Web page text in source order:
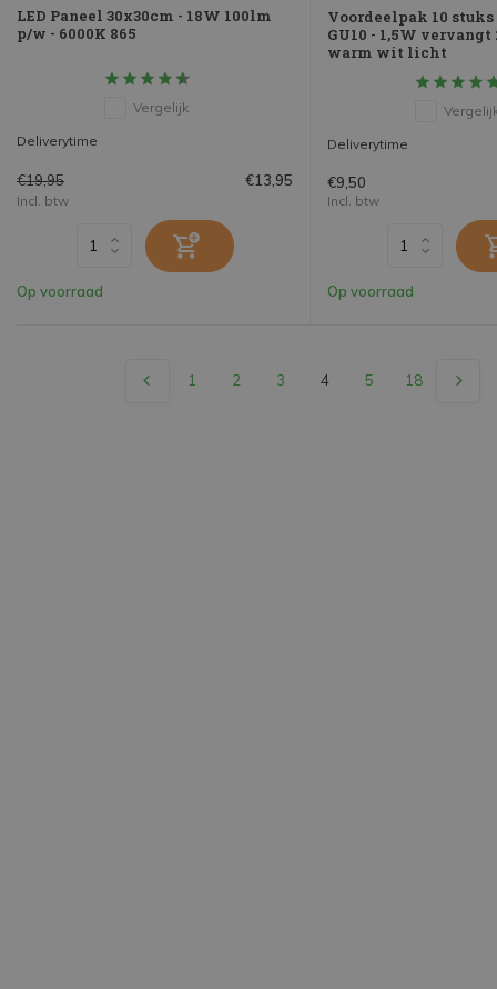
LED Paneel 30x30cm - 18W 100lm
p/w - 6000K 865
Vergelijk
Deliverytime
€19,95 €13,95
Incl. btw
Op voorraad
Voordeelpak 10 stuks
GU10 - 1,5W vervangt
warm wit licht
Deliverytime
€9,50
Incl. btw
Op voorraad
1 2 3 4 5 18